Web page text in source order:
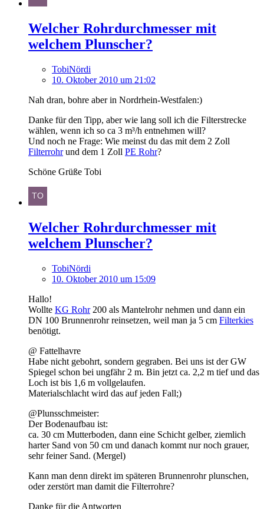
Welcher Rohrdurchmesser mit
welchem Plunscher?
TobiNördi
10. Oktober 2010 um 21:02
Nah dran, bohre aber in Nordrhein-Westfalen:)
Danke für den Tipp, aber wie lang soll ich die Filterstrecke
wählen, wenn ich so ca 3 m³/h entnehmen will?
Und noch ne Frage: Wie meinst du das mit dem 2 Zoll
Filterrohrund dem 1 Zoll PE Rohr?
Schöne Grüße Tobi
Welcher Rohrdurchmesser mit
welchem Plunscher?
TobiNördi
10. Oktober 2010 um 15:09
Hallo!
Wollte KG Rohr200 als Mantelrohr nehmen und dann ein
DN 100 Brunnenrohr reinsetzen, weil man ja 5 cm Filterkies
benötigt.
@ Fattelhavre
Habe nicht gebohrt, sondern gegraben. Bei uns ist der GW
Spiegel schon bei ungfähr 2 m. Bin jetzt ca. 2,2 m tief und das
Loch ist bis 1,6 m vollgelaufen.
Materialschlacht wird das auf jeden Fall;)
@Plunsschmeister:
Der Bodenaufbau ist:
ca. 30 cm Mutterboden, dann eine Schicht gelber, ziemlich
harter Sand von 50 cm und danach kommt nur noch grauer,
sehr feiner Sand. (Mergel)
Kann man denn direkt im späteren Brunnenrohr plunschen,
oder zerstört man damit die Filterrohre?
Danke für die Antworten